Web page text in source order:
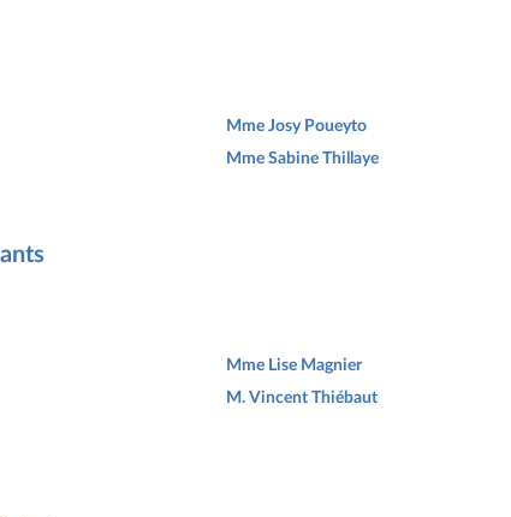
Mme Josy Poueyto
Mme Sabine Thillaye
Mme Lise Magnier
M. Vincent Thiébaut